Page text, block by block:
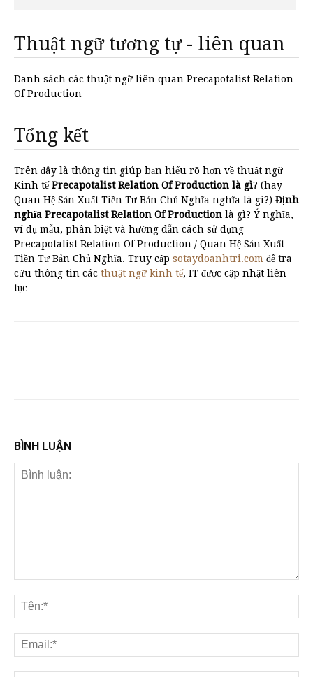
Thuật ngữ tương tự - liên quan
Danh sách các thuật ngữ liên quan Precapotalist Relation
Of Production
Tổng kết
Trên đây là thông tin giúp bạn hiểu rõ hơn về thuật ngữ
Kinh tếPrecapotalist Relation Of Production là gì? (hay
Quan Hệ Sản Xuất Tiền Tư Bản Chủ Nghĩa nghĩa là gì?) Định
nghĩa Precapotalist Relation Of Production là gì? Ý nghĩa,
ví dụ mẫu, phân biệt và hướng dẫn cách sử dụng
Precapotalist Relation Of Production / Quan Hệ Sản Xuất
Tiền Tư Bản Chủ Nghĩa. Truy cập sotaydoanhtri.com để tra
cứu thông tin các thuật ngữ kinh tế, IT được cập nhật liên
tục
BÌNH LUẬN